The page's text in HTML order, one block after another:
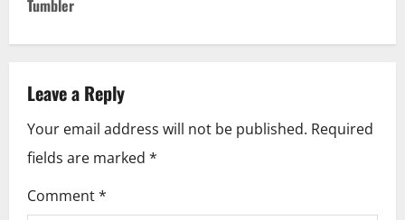
t
n
a
v
i
g
Tumbler
Leave a Reply
Your email address will not be published. Required
fields are marked *
Comment*